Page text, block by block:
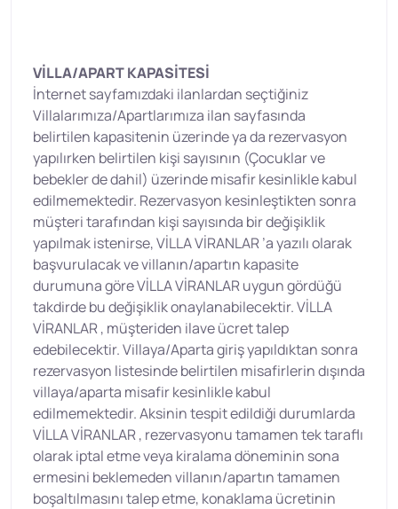
VİLLA/APART KAPASİTESİ
İnternet sayfamızdaki ilanlardan seçtiğiniz
Villalarımıza/Apartlarımıza ilan sayfasında
belirtilen kapasitenin üzerinde ya da rezervasyon
yapılırken belirtilen kişi sayısının (Çocuklar ve
bebekler de dahil) üzerinde misafir kesinlikle kabul
edilmemektedir. Rezervasyon kesinleştikten sonra
müşteri tarafından kişi sayısında bir değişiklik
yapılmak istenirse, VİLLA VİRANLAR ’a yazılı olarak
başvurulacak ve villanın/apartın kapasite
durumuna göre VİLLA VİRANLAR uygun gördüğü
takdirde bu değişiklik onaylanabilecektir. VİLLA
VİRANLAR , müşteriden ilave ücret talep
edebilecektir. Villaya/Aparta giriş yapıldıktan sonra
rezervasyon listesinde belirtilen misafirlerin dışında
villaya/aparta misafir kesinlikle kabul
edilmemektedir. Aksinin tespit edildiği durumlarda
VİLLA VİRANLAR , rezervasyonu tamamen tek taraflı
olarak iptal etme veya kiralama döneminin sona
ermesini beklemeden villanın/apartın tamamen
boşaltılmasını talep etme, konaklama ücretinin